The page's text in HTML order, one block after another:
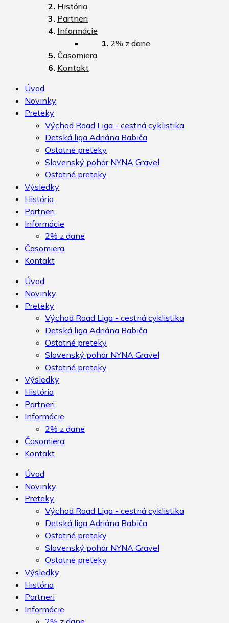
História
Partneri
Informácie
2% z dane
Časomiera
Kontakt
Úvod
Novinky
Preteky
Východ Road Liga - cestná cyklistika
Detská liga Adriána Babiča
Ostatné preteky
Slovenský pohár NYNA Gravel
Ostatné preteky
Výsledky
História
Partneri
Informácie
2% z dane
Časomiera
Kontakt
Úvod
Novinky
Preteky
Východ Road Liga - cestná cyklistika
Detská liga Adriána Babiča
Ostatné preteky
Slovenský pohár NYNA Gravel
Ostatné preteky
Výsledky
História
Partneri
Informácie
2% z dane
Časomiera
Kontakt
Úvod
Novinky
Preteky
Východ Road Liga - cestná cyklistika
Detská liga Adriána Babiča
Ostatné preteky
Slovenský pohár NYNA Gravel
Ostatné preteky
Výsledky
História
Partneri
Informácie